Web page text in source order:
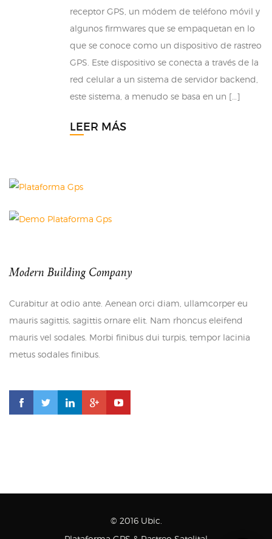
receptor GPS, un módem de teléfono móvil y
algunos firmwares que se empaquetan en lo
que se conoce como un dispositivo de rastreo
GPS. Este dispositivo se conecta a través de la
red celular a un sistema de servidor backend,
este sistema, a menudo se basa en un […]
LEER MÁS
Modern Building Company
Curabitur at odio ante. Aenean orci diam, ullamcorper eu
mauris sagittis, sagittis ornare elit. Nam rhoncus eleifend
mauris vel sodales. Morbi finibus dui turpis, tempor lacinia
metus sodales finibus.
© 2016 Ubic.